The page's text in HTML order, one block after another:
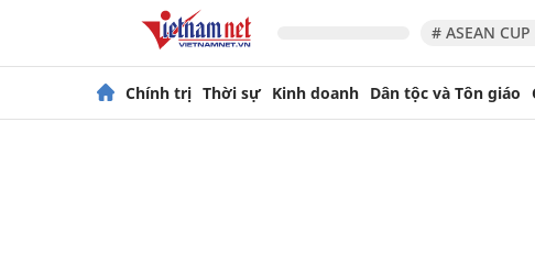
# ASEAN
Chính trị Thời sự Kinh doanh Dân tộc và Tôn giáo